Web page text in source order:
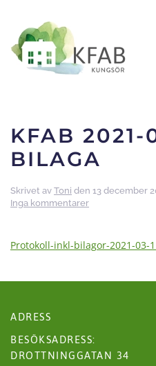
Skip to main content
KFAB 2021-
BILAGA
Skrivet av Toni den 13 december
Inga kommentarertill
11
Protokoll-inkl-bilagor-2021-03-
ADRESS
BESÖKSADRESS:
DROTTNINGGATAN 34